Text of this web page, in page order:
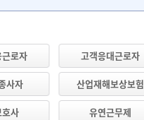
로자 고객응대근로자
사자 산업재해보상보험
사 유연근무제